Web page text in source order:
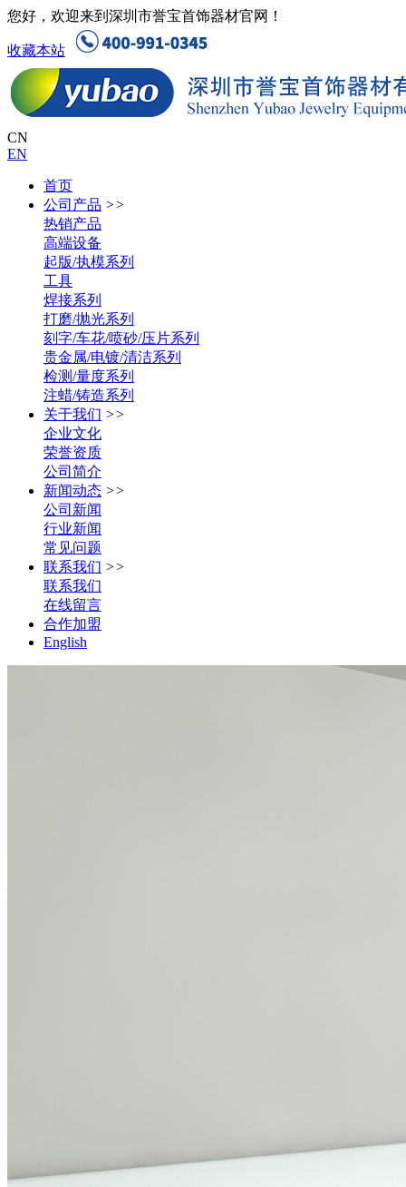
您好，欢迎来到深圳市誉宝首饰器材官网！
收藏本站
CN
EN
首页
公司产品 >>
热销产品
高端设备
起版/执模系列
工具
焊接系列
打磨/抛光系列
刻字/车花/喷砂/压片系列
贵金属/电镀/清洁系列
检测/量度系列
注蜡/铸造系列
关于我们 >>
企业文化
荣誉资质
公司简介
新闻动态 >>
公司新闻
行业新闻
常见问题
联系我们 >>
联系我们
在线留言
合作加盟
English